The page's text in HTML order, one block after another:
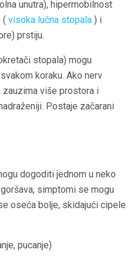
unutra), hipermobilnost
( visoka lučna stopala ) i
prstiju.
stopala) mogu
koraku. Ako nerv
zauzima više prostora i
Postaje začarani
dogoditi jednom u neko
simptomi se mogu
oseća bolje, skidajući cipele
pucanje)